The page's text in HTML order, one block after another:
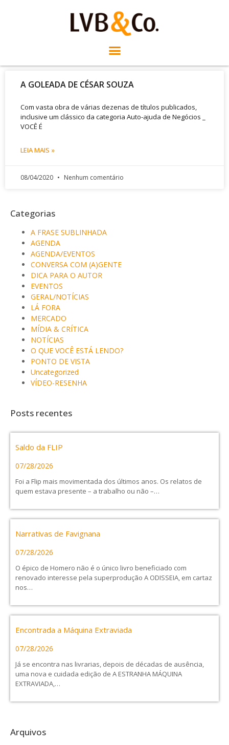
A GOLEADA DE CÉSAR SOUZA
Com vasta obra de várias dezenas de títulos publicados,
inclusive um clássico da categoria Auto-ajuda de Negócios _
VOCÊ É
LEIA MAIS »
08/04/2020 Nenhum comentário
Categorias
A FRASE SUBLINHADA
AGENDA
AGENDA/EVENTOS
CONVERSA COM (A)GENTE
DICA PARA O AUTOR
EVENTOS
GERAL/NOTÍCIAS
LÁ FORA
MERCADO
MÍDIA & CRÍTICA
NOTÍCIAS
O QUE VOCÊ ESTÁ LENDO?
PONTO DE VISTA
Uncategorized
VÍDEO-RESENHA
Posts recentes
Saldo da FLIP
07/28/2026
Foi a Flip mais movimentada dos últimos anos. Os relatos de
quem estava presente – a trabalho ou não –…
Narrativas de Favignana
07/28/2026
O épico de Homero não é o único livro beneficiado com
renovado interesse pela superprodução A ODISSEIA, em cartaz
nos…
Encontrada a Máquina Extraviada
07/28/2026
Já se encontra nas livrarias, depois de décadas de ausência,
uma nova e cuidada edição de A ESTRANHA MÁQUINA
EXTRAVIADA,…
Arquivos